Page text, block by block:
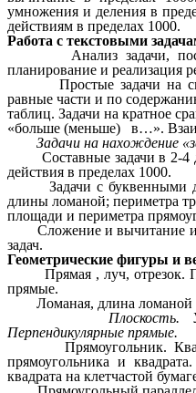
умножения и деления в
действиям в пределах 1000.
Работа с текстовыми
Анализ задачи,
планирование и реализация
Простые задачи на
равные части и по
таблиц. Задачи на кратное
«больше (меньше) в…».
Задачи на нахождение
Составные задачи в 2-4
действия в пределах 1000.
Задачи с буквенными
длины ломаной; периметра
площади и периметра
Сложение и вычитание
задач.
Геометрические фигуры и
Прямая , луч, отрезок.
прямые.
Ломаная, длина ломаной .
Перпендикулярные прямые.
Прямоугольник.
прямоугольника и
квадрата на клетчастой